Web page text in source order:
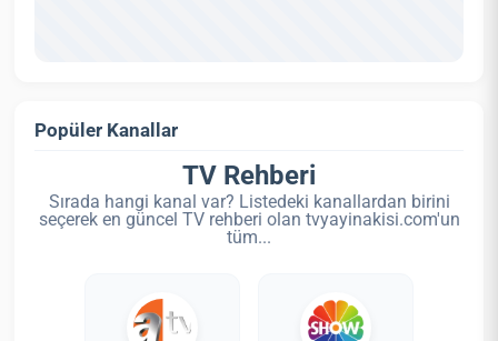
Popüler Kanallar
TV Rehberi
Sırada hangi kanal var? Listedeki kanallardan birini
seçerek en güncel TV rehberi olan tvyayinakisi.com'un
tüm...